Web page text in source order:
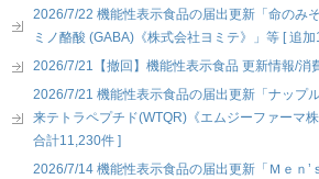
2026/7/22 機能性表示食品の届出更新「命のみ
ミノ酪酸 (GABA)《株式会社ヨミテ》」等 [ 追
2026/7/21【撤回】機能性表示食品 更新情報/消
2026/7/21 機能性表示食品の届出更新「ナップ
来テトラペプチド(WTQR)《エムジーファーマ
合計11,230件 ]
2026/7/14 機能性表示食品の届出更新「Ｍｅｎ